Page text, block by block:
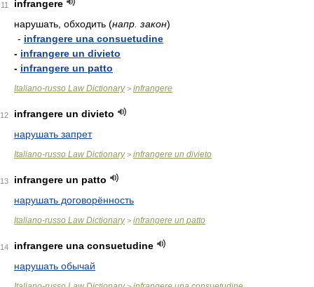
11
infrangere
нарушать, обходить (напр. закон)
- infrangere una consuetudine
- infrangere un divieto
- infrangere un patto
Italiano-russo Law Dictionary> infrangere
12
infrangere un divieto
нарушать запрет
Italiano-russo Law Dictionary> infrangere un divieto
13
infrangere un patto
нарушать договорённость
Italiano-russo Law Dictionary> infrangere un patto
14
infrangere una consuetudine
нарушать обычай